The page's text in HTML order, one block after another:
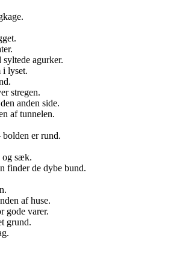
agurker.
i lyset.
stregen.
anden side.
af tunnelen.
er rund.
og sæk.
finder de dybe bund.
af huse.
gode varer.
grund.